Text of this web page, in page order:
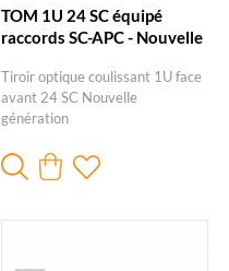
TOM 1U 24 SC équipé
raccords SC-APC - Nouvelle
Tiroir optique coulissant 1U face
avant 24 SC Nouvelle
génération